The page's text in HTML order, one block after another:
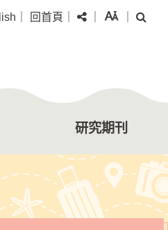
回首頁 分享 字級
研究期刊